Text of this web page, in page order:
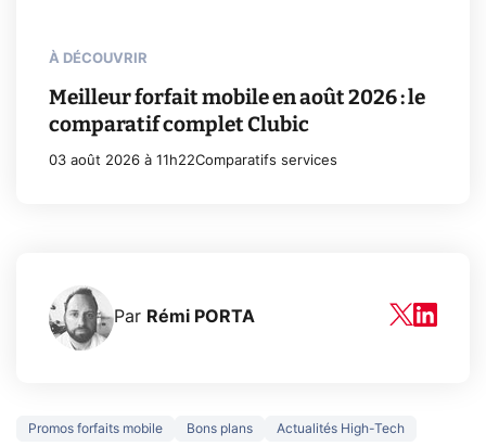
À DÉCOUVRIR
Meilleur forfait mobile en août 2026 : le
comparatif complet Clubic
03 août 2026 à 11h22Comparatifs services
Par Rémi PORTA
Promos forfaits mobile Bons plans Actualités High-Tech